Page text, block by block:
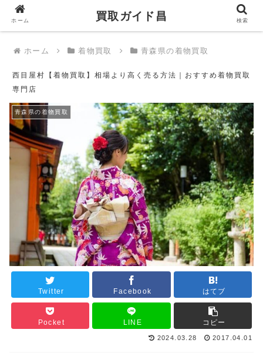
買取ガイド昌
ホーム 着物買取 青森県の着物買取
西目屋村【着物買取】相場より高く売る方法｜おすすめ着物買取
専門店
青森県の着物買取
Twitter Facebook はてブ
Pocket LINE コピー
2024.03.28 2017.04.01
ホーム 買取ガイド昌 検索